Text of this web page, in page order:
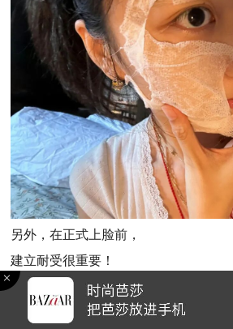
另外，在正式上脸前，
建立耐受很重要！
把酸擦在耳后根位置，
等待2～3分钟后，